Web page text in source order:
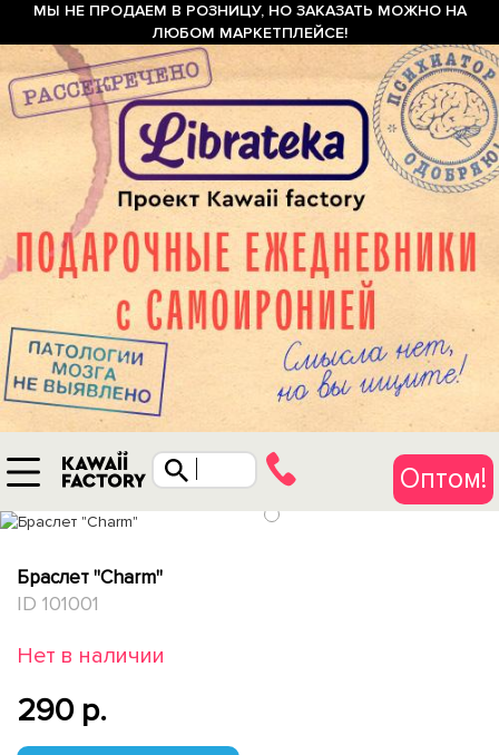
МЫ НЕ ПРОДАЕМ В РОЗНИЦУ, НО ЗАКАЗАТЬ МОЖНО НА
ЛЮБОМ МАРКЕТПЛЕЙСЕ!
Оптом!
Браслет "Charm"
ID 101001
Нет в наличии
290 p.